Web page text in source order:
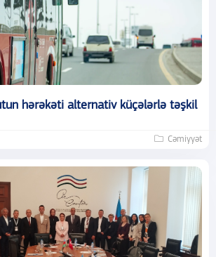
hərəkəti alternativ küçələrlə təşkil
Cəmiyyət